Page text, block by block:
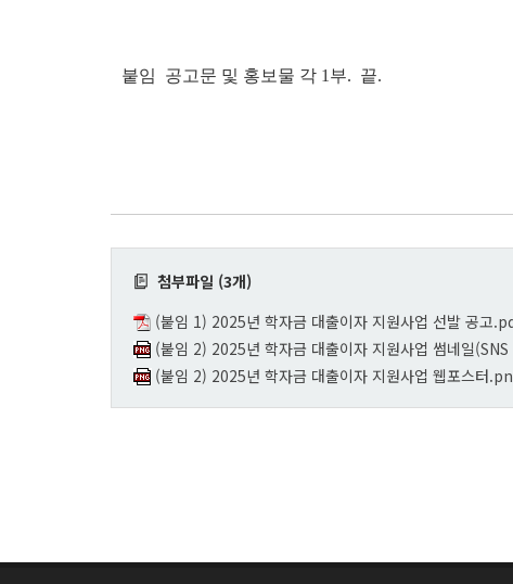
붙임 공고문 및 홍보물 각 1부. 끝.
첨부파일 (3개)
(붙임 1) 2025년 학자금 대출이자 지원사업 선발 공고
(붙임 2) 2025년 학자금 대출이자 지원사업 썸네일
(붙임 2) 2025년 학자금 대출이자 지원사업 웹포스터